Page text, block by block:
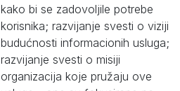
kako bi se zadovoljile potrebe
korisnika; razvijanje svesti o viziji
budućnosti informacionih usluga;
razvijanje svesti o misiji
organizacija koje pružaju ove